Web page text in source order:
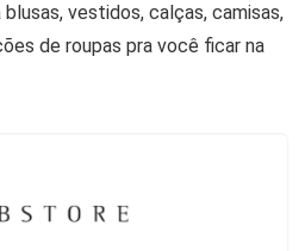
vestidos, calças, camisas,
de roupas pra você ficar na